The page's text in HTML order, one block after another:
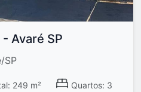
Avaré SP
SP
249 m²
Quartos: 3